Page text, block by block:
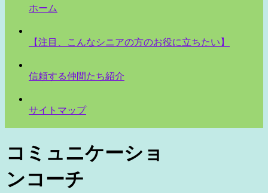
ホーム
【注目、こんなシニアの方のお役に立ちたい】
信頼する仲間たち紹介
サイトマップ
コミュニケーショ
ンコーチ